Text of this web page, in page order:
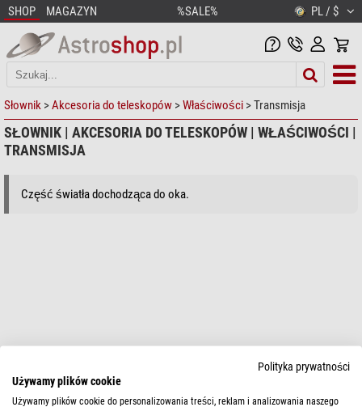
SHOP MAGAZYN %SALE% PL / $
Słownik >Akcesoria do teleskopów >Właściwości > Transmisja
SŁOWNIK | AKCESORIA DO TELESKOPÓW | WŁAŚCIWOŚCI |
TRANSMISJA
Część światła dochodząca do oka.
Polityka prywatności
Używamy plików cookie
Używamy plików cookie do personalizowania treści, reklam i analizowania naszego